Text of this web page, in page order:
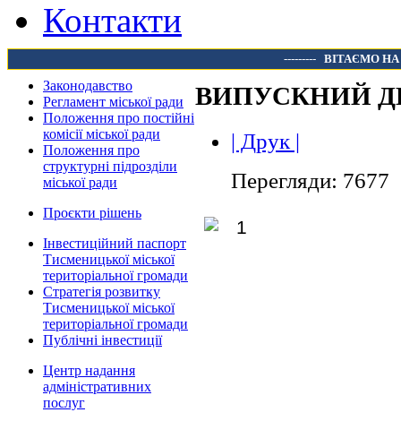
Контакти
--------- ВІТАЄМО
Законодавство
Регламент міської ради
Положення про постійні
комісії міської ради
Положення про
структурні підрозділи
міської ради
Проєкти рішень
Інвестиційний паспорт
Тисменицької міської
територіальної громади
Стратегія розвитку
Тисменицької міської
територіальної громади
Публічні інвестиції
Центр надання
адміністративних
послуг
ВИПУСКНИЙ
| Друк |
Перегляди: 7677